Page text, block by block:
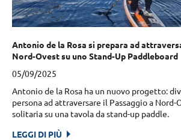
Antonio de la Rosa si prepara ad
Nord-Ovest su uno Stand-Up Paddleboard
05/09/2025
Antonio de la Rosa ha un nuovo progetto:
persona ad attraversare il Passaggio a Nord-
solitaria su una tavola da stand-up paddle.
LEGGI DI PIÙ